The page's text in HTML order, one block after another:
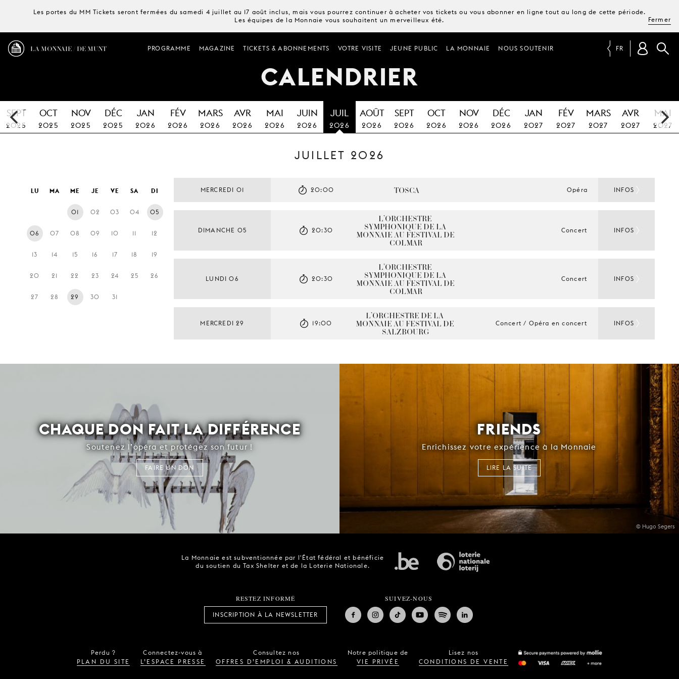
Les portes du MM Tickets seront fermées du samedi 4 juillet au 17 août inclus, mais vous pourrez continuer à acheter vos tickets ou vous abonner en ligne tout au long de cette période.
Les équipes de la Monnaie vous souhaitent un merveilleux été.
Fermer
LA MONNAIE / DE MUNT PROGRAMME MAGAZINE TICKETS & ABONNEMENTS VOTRE VISITE JEUNE PUBLIC LA MONNAIE NOUS SOUTENIR FR
CALENDRIER
SEPT
2025
OCT
2025
NOV
2025
DÉC
2025
JAN
2026
FÉV
2026
MARS
2026
AVR
2026
MAI
2026
JUIN
2026
JUIL
2026
AOÛT
2026
SEPT
2026
OCT
2026
NOV
2026
DÉC
2026
JAN
2027
FÉV
2027
MARS
2027
AVR
2027
MAI
2027
JUILLET 2026
LU MA ME JE VE SA DI
01 02 03 04 05
06 07 08 09 10 11 12
13 14 15 16 17 18 19
20 21 22 23 24 25 26
27 28 29 30 31
MERCREDI 01 TOSCA
20:00 Opéra INFOS
DIMANCHE 05
L’ORCHESTRE
SYMPHONIQUE DE LA
MONNAIE AU FESTIVAL DE
COLMAR
20:30 Concert INFOS
LUNDI 06
L’ORCHESTRE
SYMPHONIQUE DE LA
MONNAIE AU FESTIVAL DE
COLMAR
20:30 Concert INFOS
MERCREDI 29
L’ORCHESTRE DE LA
MONNAIE AU FESTIVAL DE
SALZBOURG
19:00 Concert / Opéra en concert INFOS
CHAQUE DON FAIT LA DIFFÉRENCE
Soutenez l’opéra et protégez son futur !
FAIRE UN DON
© Hugo Segers
FRIENDS
Enrichissez votre expérience à la Monnaie
LIRE LA SUITE
La Monnaie est subventionnée par l'État fédéral et bénéficie
du soutien du Tax Shelter et de la Loterie Nationale.
RESTEZ INFORMÉ
INSCRIPTION À LA NEWSLETTER
SUIVEZ-NOUS
Perdu ?
PLAN DU SITE
Connectez-vous à
L’ESPACE PRESSE
Consultez nos
OFFRES D’EMPLOI & AUDITIONS
Notre politique de
VIE PRIVÉE
Lisez nos
CONDITIONS DE VENTE